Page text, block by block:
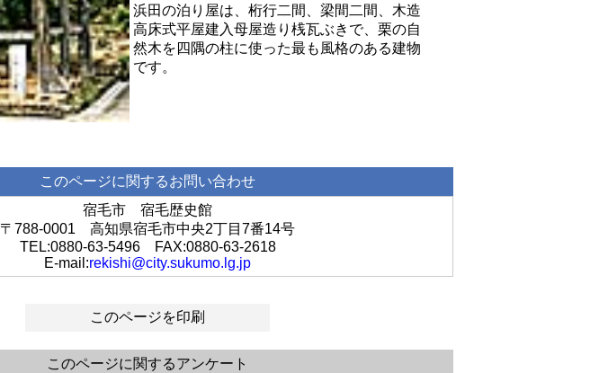
浜田の泊り屋は、桁行二間、梁間二間、木造
高床式平屋建入母屋造り桟瓦ぶきで、栗の自
然木を四隅の柱に使った最も風格のある建物
です。
このページに関するお問い合わせ
宿毛市 宿毛歴史館
〒788-0001 高知県宿毛市中央2丁目7番14号
TEL:0880-63-5496 FAX:0880-63-2618
E-mail:rekishi@city.sukumo.lg.jp
このページを印刷
このページに関するアンケート